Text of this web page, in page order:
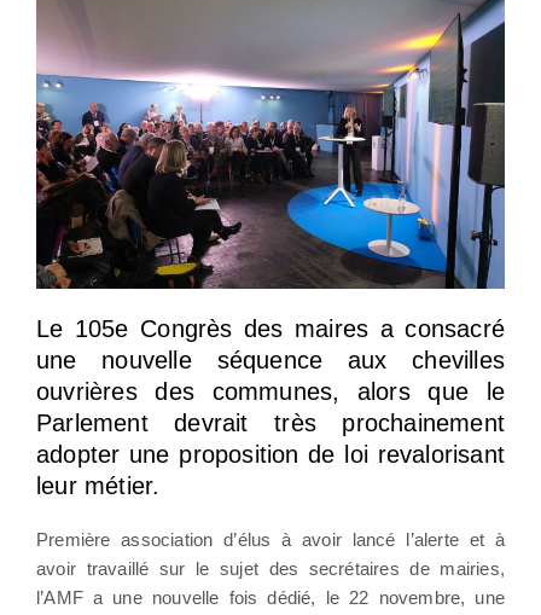
Le 105e Congrès des maires a consacré
une nouvelle séquence aux chevilles
ouvrières des communes, alors que le
Parlement devrait très prochainement
adopter une proposition de loi revalorisant
leur métier.
Première association d’élus à avoir lancé l’alerte et à
avoir travaillé sur le sujet des secrétaires de mairies,
l’AMF a une nouvelle fois dédié, le 22 novembre, une